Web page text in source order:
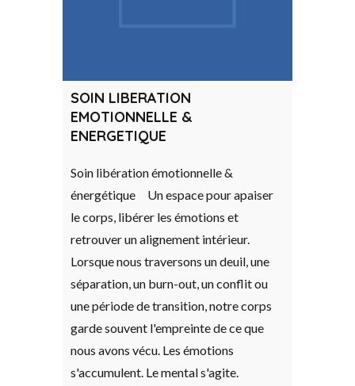
SOIN LIBERATION
EMOTIONNELLE &
ENERGETIQUE
Soin libération émotionnelle &
énergétique Un espace pour apaiser
le corps, libérer les émotions et
retrouver un alignement intérieur.
Lorsque nous traversons un deuil, une
séparation, un burn-out, un conflit ou
une période de transition, notre corps
garde souvent l'empreinte de ce que
nous avons vécu. Les émotions
s'accumulent. Le mental s'agite.